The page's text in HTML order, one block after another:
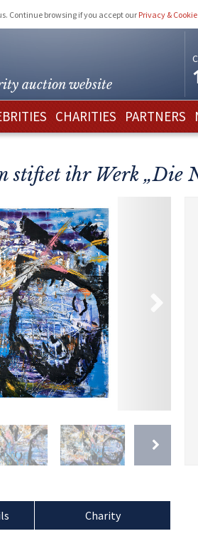
Continue browsing if you accept our Privacy &
auction website
CHARITIES PARTNERS
ihr Werk „Die
Charity